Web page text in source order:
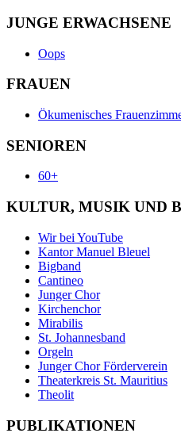
JUNGE ERWACHSENE
Oops
FRAUEN
Ökumenisches
SENIOREN
60+
KULTUR, MUSIK UND
Wir bei YouTube
Kantor Manuel Bleuel
Bigband
Cantineo
Junger Chor
Kirchenchor
Mirabilis
St. Johannesband
Orgeln
Junger Chor Förderverein
Theaterkreis St. Mauritius
Theolit
PUBLIKATIONEN